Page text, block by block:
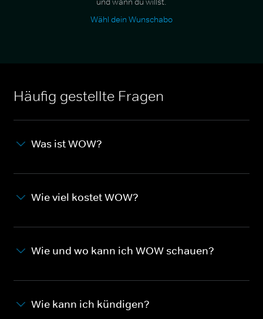
Wähl dein Wunschabo
Häufig gestellte Fragen
Was ist WOW?
Wie viel kostet WOW?
Wie und wo kann ich WOW schauen?
Wie kann ich kündigen?